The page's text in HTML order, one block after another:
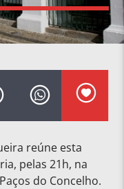
reúne esta
pelas 21h, na
do Concelho.